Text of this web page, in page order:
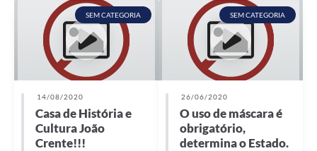
SEM CATEGORIA
14/08/2020
Casa de História e
Cultura João
Crente!!!
SEM CATEGORIA
26/06/2020
O uso de máscara é
obrigatório,
determina o Estado.